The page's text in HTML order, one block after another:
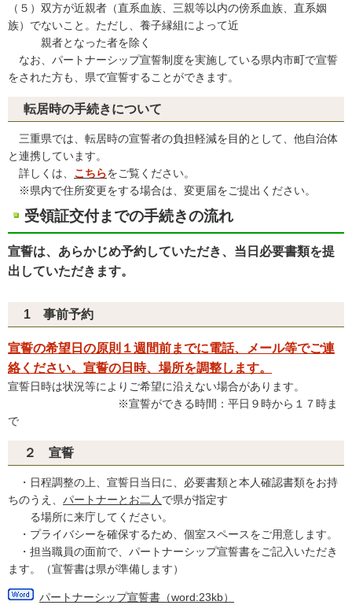
（５）双方が近親者（直系血族、三親等以内の傍系血族、直系姻
族）でないこと。ただし、養子縁組によって近
親者となった者を除く
なお、パートナーシップ宣誓制度を実施している県内市町で宣誓
をされた方も、県で宣誓することができます。
転居時の手続きについて
三重県では、転居時の宣誓者の負担軽減を目的として、他自治体
と連携しています。
詳しくは、 こちらをご覧ください。
※県内で住所変更をする場合は、変更届をご提出ください。
受領証交付までの手続きの流れ
宣誓は、あらかじめ予約していただき、当日必要書類を提
出していただきます。
1 事前予約
宣誓の希望日の原則１週間前までに電話、メール等でご連
絡ください。宣誓の日時、場所を調整します。
宣誓日時は状況等によりご希望に沿えない場合があります。
※宣誓ができる時間：平日９時から１７時ま
で
２ 宣誓
・日程調整の上、宣誓日当日に、必要書類と本人確認書類をお持
ちのうえ、 パートナーとお二人 で県が指定す
る場所に来庁してください。
・プライバシーを確保するため、個室スペースをご用意します。
・担当職員の面前で、パートナーシップ宣誓書をご記入いただき
ます。（宣誓書は県が準備します）
パートナーシップ宣誓書（word:23kb）